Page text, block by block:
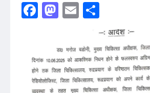
Facebook
Mastodon
Email